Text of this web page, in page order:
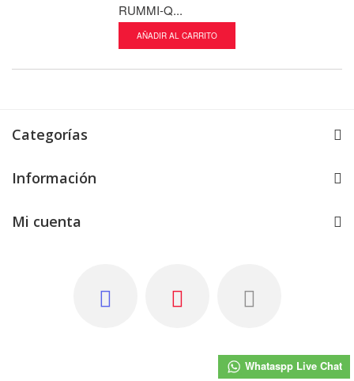
RUMMI-Q...
AÑADIR AL CARRITO
Categorías
Información
Mi cuenta
Whataspp Live Chat